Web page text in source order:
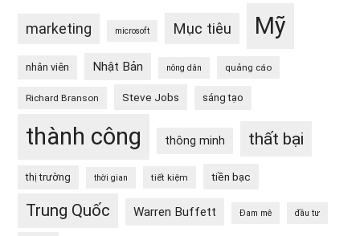
marketing microsoft Mục tiêu Mỹ
nhân viên Nhật Bản nông dân quảng cáo
Richard Branson Steve Jobs sáng tạo
thành công thông minh thất bại
thị trường thời gian tiết kiệm tiền bạc
Trung Quốc Warren Buffett Đam mê đầu tư